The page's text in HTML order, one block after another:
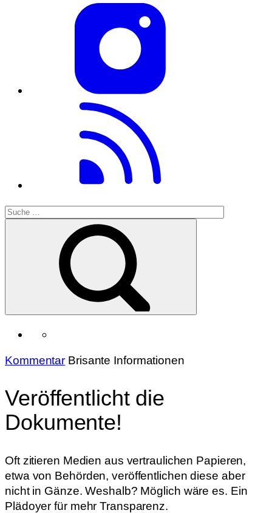
Kommentar Brisante Informationen
Veröffentlicht die
Dokumente!
Oft zitieren Medien aus vertraulichen Papieren,
etwa von Behörden, veröffentlichen diese aber
nicht in Gänze. Weshalb? Möglich wäre es. Ein
Plädoyer für mehr Transparenz.